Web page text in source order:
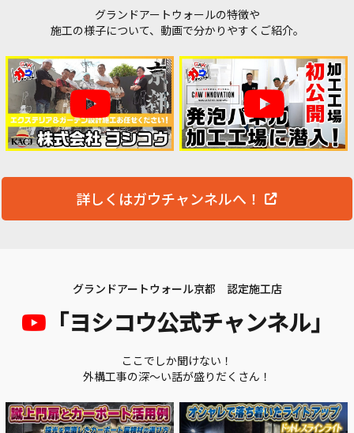
グランドアートウォールの特徴や
施工の様子について、動画で分かりやすくご紹介。
詳しくはガウチャンネルへ！
グランドアートウォール京都 認定施工店
「ヨシコウ公式チャンネル」
ここでしか聞けない！
外構工事の深～い話が盛りだくさん！